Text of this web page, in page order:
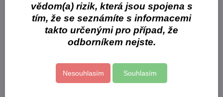
předností je schopnost rychle a velmi šetrně odstranit nečistoty
z vašich rukou
určený k odstranění odolných nečistot jako jsou maziva,
brzdové usazeniny, cement, rez, tmely a další
obsahuje přírodní abraziva, příjemný parfém a je bez barviv
vědom(a) rizik, která jsou spojena s
tím, že se seznámíte s informacemi
takto určenými pro případ, že
odborníkem nejste.
Nesouhlasím Souhlasím